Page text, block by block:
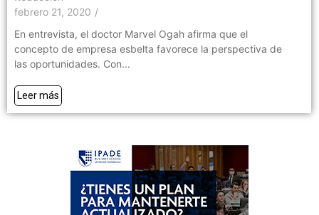
febrero 21, 2020 /
En entrevista, el doctor Marvel Ogah afirma que el
concepto de empresa esbelta favorece la perspectiva de
las oportunidades. Con...
Leer más